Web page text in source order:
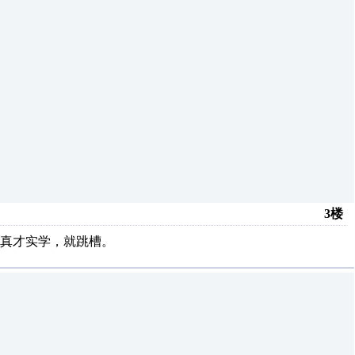
3楼
才实学，就跳槽。